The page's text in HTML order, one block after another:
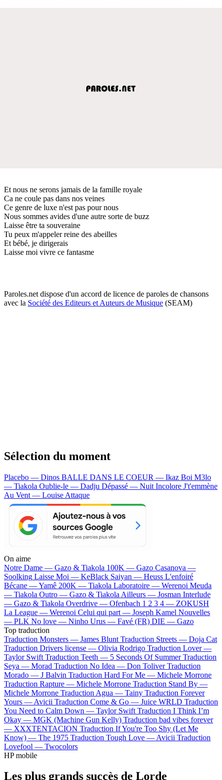
Et nous ne serons jamais de la famille royale
Ca ne coule pas dans nos veines
Ce genre de luxe n'est pas pour nous
Nous sommes avides d'une autre sorte de buzz
Laisse être ta souveraine
Tu peux m'appeler reine des abeilles
Et bébé, je dirigerais
Laisse moi vivre ce fantasme
Paroles.net dispose d'un accord de licence de paroles de chansons
avec la Société des Editeurs et Auteurs de Musique (SEAM)
Sélection du moment
Placebo — Dinos BALLE DANS LE COEUR — Ikaz Boi M3lo
— Tiakola Oublie-le — Dadju Dépassé — Nuit Incolore J't'emmène
Au Vent — Louise Attaque
On aime
Notre Dame — Gazo & Tiakola 100K — Gazo Casanova —
Soolking Laisse Moi — KeBlack Saiyan — Heuss L'enfoiré
Bécane —Yamê 200K — Tiakola Laboratoire — Werenoi Meuda
— Tiakola Outro — Gazo & Tiakola Ailleurs — Josman Interlude
— Gazo & Tiakola Overdrive — Ofenbach 1 2 3 4 — ZOKUSH
La League — Werenoi Celui qui part — Joseph Kamel Nouvelles
— PLK No love — Ninho Urus — Favé (FR) DIE — Gazo
Top traduction
Traduction Monsters — James Blunt Traduction Streets — Doja Cat
Traduction Drivers license — Olivia Rodrigo Traduction Lover —
Taylor Swift Traduction Teeth — 5 Seconds Of Summer Traduction
Seya — Morad Traduction No Idea — Don Toliver Traduction
Morado — J Balvin Traduction Hard For Me — Michele Morrone
Traduction Rapture — Michele Morrone Traduction Stand By —
Michele Morrone Traduction Agua — Tainy Traduction Forever
Yours — Avicii Traduction Come & Go — Juice WRLD Traduction
You Need to Calm Down — Taylor Swift Traduction I Think I’m
Okay — MGK (Machine Gun Kelly) Traduction bad vibes forever
— XXXTENTACION Traduction If You're Too Shy (Let Me
Know) — The 1975 Traduction Tough Love — Avicii Traduction
Lovefool — Twocolors
HP mobile
Les plus grands succès de Lorde